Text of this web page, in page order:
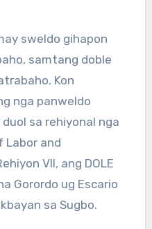
sweldo gihapon
samtang doble
Kon
nga panweldo
sa rehiyonal nga
Labor and
VII, ang DOLE
Gorordo ug Escario
sa Sugbo.